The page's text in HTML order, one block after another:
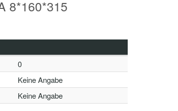
8*160*315
0
Keine Angabe
Keine Angabe